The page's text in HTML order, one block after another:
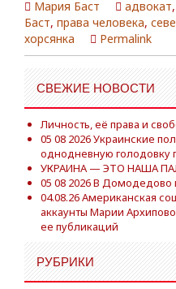
Мария Баст адвокат,
Баст, права человека,
хорсянка
Permalink
СВЕЖИЕ НОВОСТИ
Личность, её права и
05 08 2026 Украинские
однодневную голодовку
УКРАИНА — ЭТО НАША
05 08 2026 В
04.08.26 Американская
аккаунты Марии
ее публикаций
РУБРИКИ